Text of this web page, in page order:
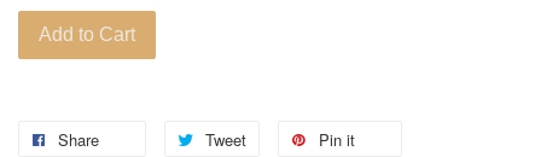
Add to Cart
Share Tweet Pin it